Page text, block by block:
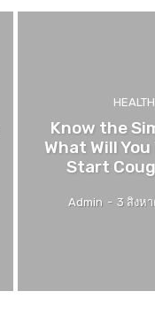
HEALTH
Know the
What Will You
Start
Admin - 3 สิงห